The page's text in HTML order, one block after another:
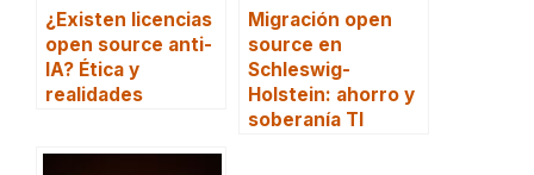
¿Existen licencias
open source anti-
IA? Ética y
realidades
Migración open
source en
Schleswig-
Holstein: ahorro y
soberanía TI